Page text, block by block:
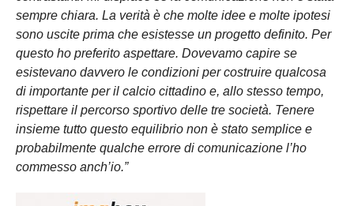
sempre chiara. La verità è che molte idee e molte ipotesi
sono uscite prima che esistesse un progetto definito. Per
questo ho preferito aspettare. Dovevamo capire se
esistevano davvero le condizioni per costruire qualcosa
di importante per il calcio cittadino e, allo stesso tempo,
rispettare il percorso sportivo delle tre società. Tenere
insieme tutto questo equilibrio non è stato semplice e
probabilmente qualche errore di comunicazione l’ho
commesso anch’io.”